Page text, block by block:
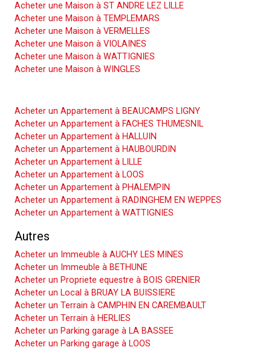
Acheter une Maison à ST ANDRE LEZ LILLE
Acheter une Maison à TEMPLEMARS
Acheter une Maison à VERMELLES
Acheter une Maison à VIOLAINES
Acheter une Maison à WATTIGNIES
Acheter une Maison à WINGLES
Acheter un Appartement à BEAUCAMPS LIGNY
Acheter un Appartement à FACHES THUMESNIL
Acheter un Appartement à HALLUIN
Acheter un Appartement à HAUBOURDIN
Acheter un Appartement à LILLE
Acheter un Appartement à LOOS
Acheter un Appartement à PHALEMPIN
Acheter un Appartement à RADINGHEM EN WEPPES
Acheter un Appartement à WATTIGNIES
Autres
Acheter un Immeuble à AUCHY LES MINES
Acheter un Immeuble à BETHUNE
Acheter un Propriete equestre à BOIS GRENIER
Acheter un Local à BRUAY LA BUISSIERE
Acheter un Terrain à CAMPHIN EN CAREMBAULT
Acheter un Terrain à HERLIES
Acheter un Parking garage à LA BASSEE
Acheter un Parking garage à LOOS